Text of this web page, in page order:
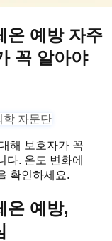
온 예방 자주
꼭 알아야
학 자문단
해 보호자가 꼭
다. 온도 변화에
확인하세요.
온 예방,